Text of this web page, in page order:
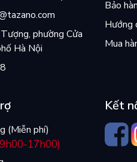
phường Cửa
Hà Nội
Bảo
Hướng
Mua
(Miễn phí)
17h00)
Kết